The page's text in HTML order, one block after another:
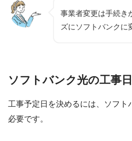
事業者変更は手続き
ズにソフトバンクに
ソフトバンク光の工事
工事予定日を決めるには、 ソフト
必要です。